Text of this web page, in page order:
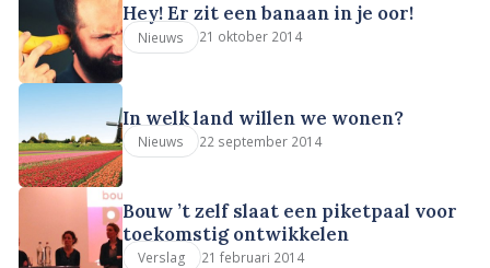
Hey! Er zit een banaan in je oor!
Nieuws 21 oktober 2014
In welk land willen we wonen?
Nieuws 22 september 2014
Bouw ’t zelf slaat een piketpaal voor
toekomstig ontwikkelen
Verslag 21 februari 2014